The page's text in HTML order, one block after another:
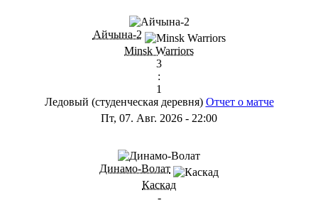
Айчына-2
Minsk Warriors
3
:
1
Ледовый (студенческая деревня) Отчет о матче
Пт, 07. Авг. 2026 - 22:00
Динамо-Волат
Каскад
-